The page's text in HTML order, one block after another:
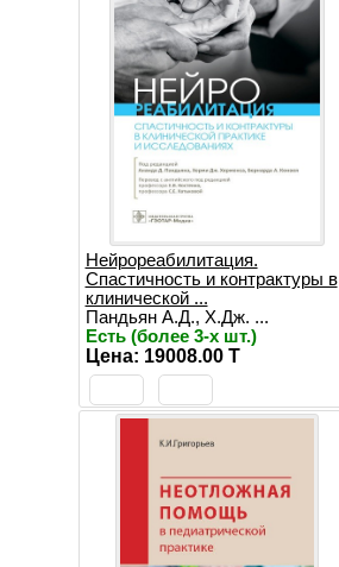
Нейрореабилитация.
Спастичность и контрактуры в
клинической ...
Пандьян А.Д., Х.Дж. ...
Есть (более 3-х шт.)
Цена: 19008.00 T